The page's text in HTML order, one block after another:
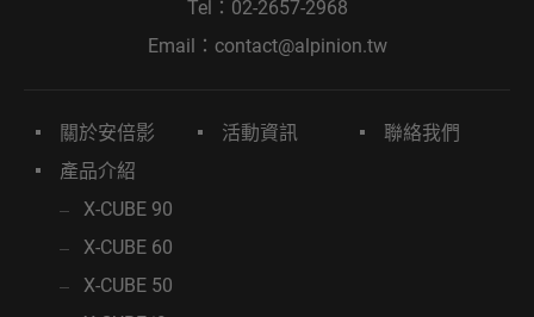
Tel： 02-2657-2968
Email： contact@alpinion.tw
關於安倍影
產品介紹
X-CUBE 90
X-CUBE 60
X-CUBE 50
活動資訊 聯絡我們